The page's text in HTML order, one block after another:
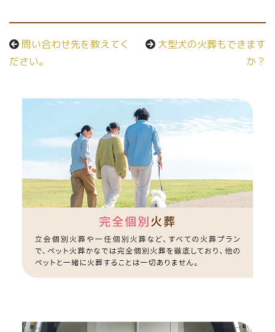
問い合わせ先を教えてく
ださい。
大型犬の火葬もできます
か？